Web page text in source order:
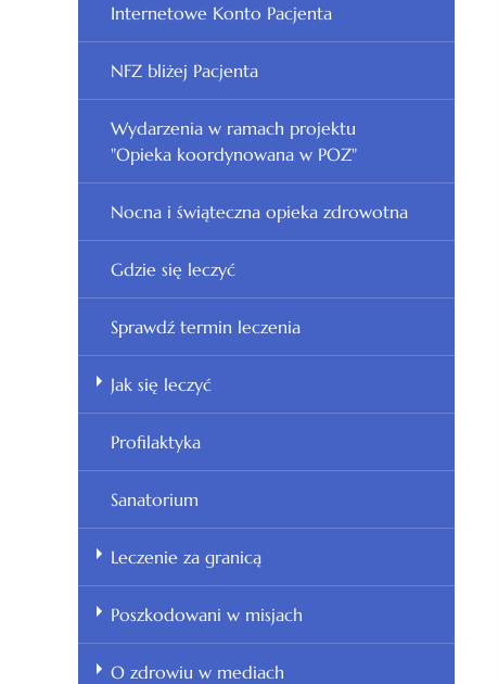
Internetowe Konto Pacjenta
NFZ bliżej Pacjenta
Wydarzenia w ramach projektu
"Opieka koordynowana w POZ"
Nocna i świąteczna opieka zdrowotna
Gdzie się leczyć
Sprawdź termin leczenia
Jak się leczyć
Profilaktyka
Sanatorium
Leczenie za granicą
Poszkodowani w misjach
O zdrowiu w mediach